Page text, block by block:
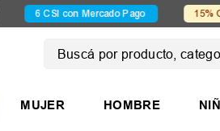
6 CSI con Mercado Pago 15% OFF X
MUJER HOMBRE